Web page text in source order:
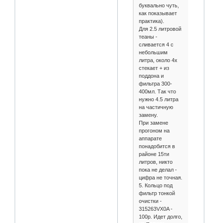
буквально чуть,
как показывает
практика).
Для 2.5 литровой
теаны -
сливается 4 с
небольшим
литра, около 4х
стекает + из
поддона и
фильтра 300-
400мл. Так что
нужно 4.5 литра
на частичную
замену.
При замене
прогоном на
аппарате
понадобится в
районе 15ти
литров, никто
пока не делал -
цифра не точная.
5. Кольцо под
фильтр тонкой
очистки -
315263VX0A -
100р. Идет долго,